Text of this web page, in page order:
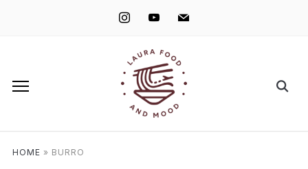
instagramyoutube mail
HOME » BURRO